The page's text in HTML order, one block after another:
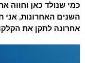
השנים האחרונות, אני
אחרונה לתקן את